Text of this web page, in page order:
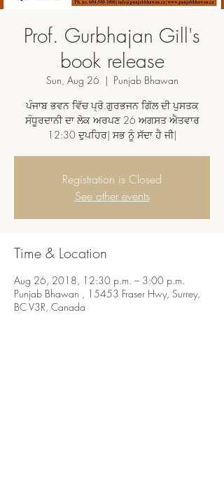
Prof. Gurbhajan Gill's
book release
Sun, Aug 26
  |
Punjab Bhawan
ਪੰਜਾਬ ਭਵਨ ਵਿੱਚ ਪ੍ਰੋ.ਗੁਰਭਜਨ ਗਿੱਲ ਦੀ ਪੁਸਤਕ
ਸੰਧੂਰਦਾਨੀ ਦਾ ਲੋਕ ਅਰਪਣ 26 ਅਗਸਤ ਐਤਵਾਰ
12:30 ਦੁਪਹਿਰ| ਸਭ ਨੂੰ ਸੱਦਾ ਹੈ ਜੀ|
Registration is Closed
See other events
Time & Location
Aug 26, 2018, 12:30 p.m. – 3:00 p.m.
Punjab Bhawan , 15453 Fraser Hwy, Surrey,
BC V3R, Canada